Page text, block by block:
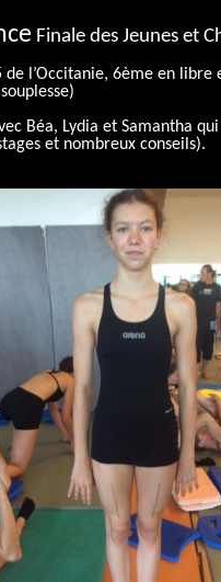
Finale des Jeunes et
de l’Occitanie, 6ème en
Béa, Lydia et Samantha
et nombreux conseils).